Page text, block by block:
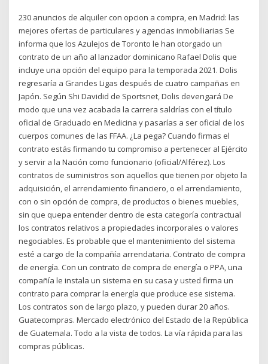
230 anuncios de alquiler con opcion a compra, en Madrid: las
mejores ofertas de particulares y agencias inmobiliarias Se
informa que los Azulejos de Toronto le han otorgado un
contrato de un año al lanzador dominicano Rafael Dolis que
incluye una opción del equipo para la temporada 2021. Dolis
regresaría a Grandes Ligas después de cuatro campañas en
Japón. Según Shi Davidid de Sportsnet, Dolis devengará De
modo que una vez acabada la carrera saldrías con el título
oficial de Graduado en Medicina y pasarías a ser oficial de los
cuerpos comunes de las FFAA. ¿La pega? Cuando firmas el
contrato estás firmando tu compromiso a pertenecer al Ejército
y servir a la Nación como funcionario (oficial/Alférez). Los
contratos de suministros son aquellos que tienen por objeto la
adquisición, el arrendamiento financiero, o el arrendamiento,
con o sin opción de compra, de productos o bienes muebles,
sin que quepa entender dentro de esta categoría contractual
los contratos relativos a propiedades incorporales o valores
negociables. Es probable que el mantenimiento del sistema
esté a cargo de la compañía arrendataria. Contrato de compra
de energía. Con un contrato de compra de energía o PPA, una
compañía le instala un sistema en su casa y usted firma un
contrato para comprar la energía que produce ese sistema.
Los contratos son de largo plazo, y pueden durar 20 años.
Guatecompras. Mercado electrónico del Estado de la República
de Guatemala. Todo a la vista de todos. La vía rápida para las
compras públicas.